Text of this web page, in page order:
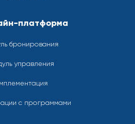
платформа
бронирования
управления
с программами